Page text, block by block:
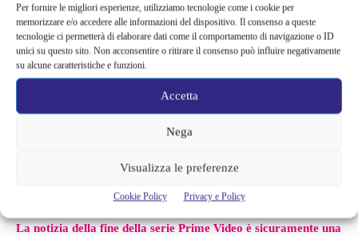
Per fornire le migliori esperienze, utilizziamo tecnologie come i cookie per
memorizzare e/o accedere alle informazioni del dispositivo. Il consenso a queste
tecnologie ci permetterà di elaborare dati come il comportamento di navigazione o ID
unici su questo sito. Non acconsentire o ritirare il consenso può influire negativamente
su alcune caratteristiche e funzioni.
Accetta
Nega
Visualizza le preferenze
Cookie Policy Privacy e Policy
La notizia della fine della serie Prime Video è sicuramente una